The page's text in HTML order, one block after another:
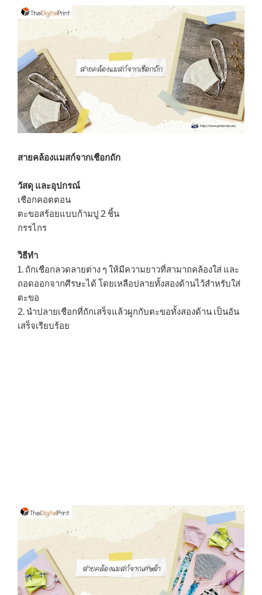
สายคล้องแมสก์จากเชือกถัก
วัสดุ และอุปกรณ์
เชือกคอตตอน
ตะขอสร้อยแบบก้ามปู 2 ชิ้น
กรรไกร
วิธีทำ
1. ถักเชือกลวดลายต่าง ๆ ให้มีความยาวที่สามาถคล้องใส่ และ
ถอดออกจากศีรษะได้ โดยเหลือปลายทั้งสองด้านไว้สำหรับใส่
ตะขอ
2. นำปลายเชือกที่ถักเสร็จแล้วผูกกับตะขอทั้งสองด้าน เป็นอัน
เสร็จเรียบร้อย